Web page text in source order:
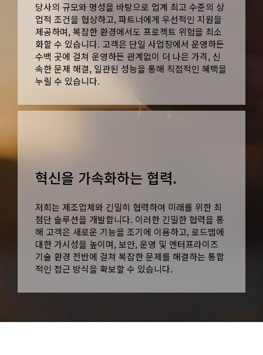
당사의 규모와 명성을 바탕으로 업계 최고 수준의 상
업적 조건을 협상하고, 파트너에게 우선적인 지원을
제공하며, 복잡한 환경에서도 프로젝트 위험을 최소
화할 수 있습니다. 고객은 단일 사업장에서 운영하든
수백 곳에 걸쳐 운영하든 관계없이 더 나은 가격, 신
속한 문제 해결, 일관된 성능을 통해 직접적인 혜택을
누릴 수 있습니다.
혁신을 가속화하는 협력.
저희는 제조업체와 긴밀히 협력하여 미래를 위한 최
첨단 솔루션을 개발합니다. 이러한 긴밀한 협력을 통
해 고객은 새로운 기능을 조기에 이용하고, 로드맵에
대한 가시성을 높이며, 보안, 운영 및 엔터프라이즈
기술 환경 전반에 걸쳐 복잡한 문제를 해결하는 통합
적인 접근 방식을 확보할 수 있습니다.